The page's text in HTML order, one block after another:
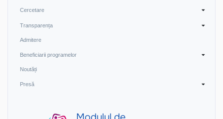
Cercetare
Transparența
Admitere
Beneficiarii programelor
Noutăți
Presă